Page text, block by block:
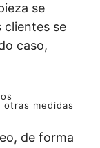
se
clientes se
caso,
medidas
de forma